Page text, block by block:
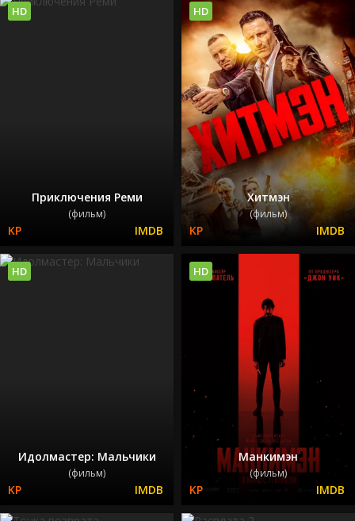
Приключения Реми
(фильм)
HD
Хитмэн
(фильм)
HD
Идолмастер: Мальчики
(фильм)
HD
Манкимэн
(фильм)
HD